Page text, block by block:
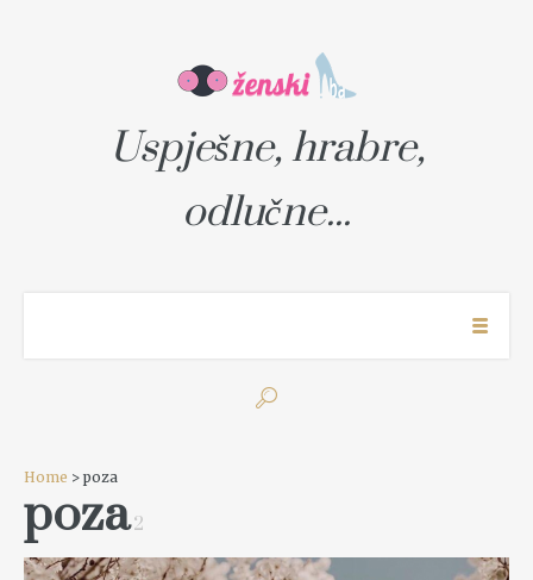
Uspješne, hrabre,
odlučne...
Home > poza
poza2